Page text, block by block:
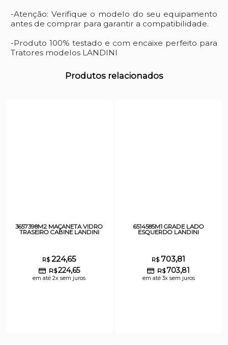
-Atenção: Verifique o modelo do seu equipamento
antes de comprar para garantir a compatibilidade.
-Produto 100% testado e com encaixe perfeito para
Tratores modelos LANDINI
Produtos relacionados
3657398M2 MAÇANETA VIDRO
TRASEIRO CABINE LANDINI
R$224,65
R$224,65
em até 2x sem juros
6514585M1 GRADE LADO
ESQUERDO LANDINI
R$703,81
R$703,81
em até 3x sem juros